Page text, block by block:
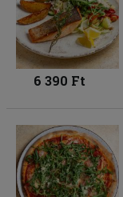
6 390 Ft